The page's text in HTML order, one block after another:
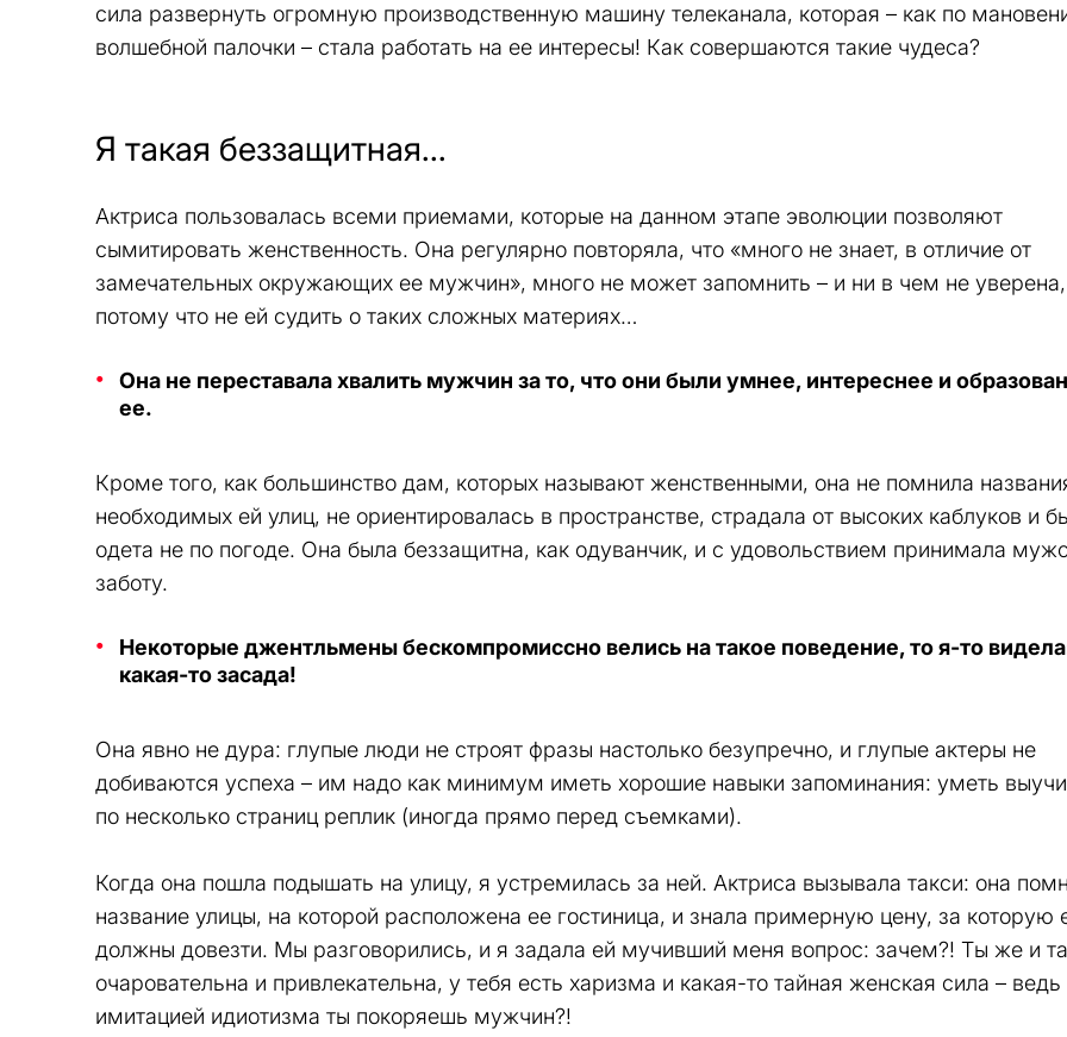
сила развернуть огромную производственную машину телеканала, которая – как по
волшебной палочки – стала работать на ее интересы! Как совершаются такие чудеса?
Я такая беззащитная...
Актриса пользовалась всеми приемами, которые на данном этапе эволюции позволяют
сымитировать женственность. Она регулярно повторяла, что «много не знает, в отличие от
замечательных окружающих ее мужчин», много не может запомнить – и ни в чем не уверена,
потому что не ей судить о таких сложных материях…
Она не переставала хвалить мужчин за то, что они были умнее, интереснее и
ее.
Кроме того, как большинство дам, которых называют женственными, она не помнила
необходимых ей улиц, не ориентировалась в пространстве, страдала от высоких каблуков и
одета не по погоде. Она была беззащитна, как одуванчик, и с удовольствием принимала
заботу.
Некоторые джентльмены бескомпромиссно велись на такое поведение, то я-то
какая-то засада!
Она явно не дура: глупые люди не строят фразы настолько безупречно, и глупые актеры не
добиваются успеха – им надо как минимум иметь хорошие навыки запоминания: уметь
по несколько страниц реплик (иногда прямо перед съемками).
Когда она пошла подышать на улицу, я устремилась за ней. Актриса вызывала такси: она
название улицы, на которой расположена ее гостиница, и знала примерную цену, за которую
должны довезти. Мы разговорились, и я задала ей мучивший меня вопрос: зачем?! Ты же и
очаровательна и привлекательна, у тебя есть харизма и какая-то тайная женская сила – ведь
имитацией идиотизма ты покоряешь мужчин?!